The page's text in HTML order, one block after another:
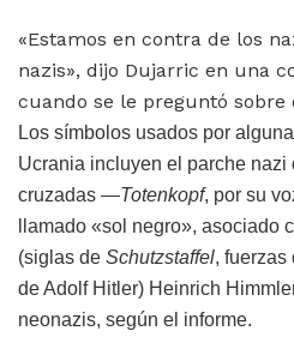
«Estamos en contra de los
nazis», dijo Dujarric en una
cuando se le preguntó sobre
Los símbolos usados por
Ucrania incluyen el parche nazi
cruzadas —Totenkopf, por su
llamado «sol negro», asociado
(siglas de Schutzstaffel, fuerzas
de Adolf Hitler) Heinrich
neonazis, según el informe.